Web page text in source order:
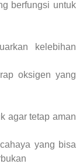
berfungsi untuk
kelebihan
oksigen yang
agar tetap aman
yang bisa